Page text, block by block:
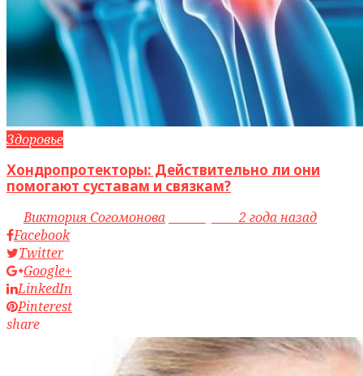
Здоровье
Хондропротекторы: Действительно ли они
помогают суставам и связкам?
byВиктория Согомонова access_time2 года назад
Facebook
Twitter
Google+
LinkedIn
Pinterest
share